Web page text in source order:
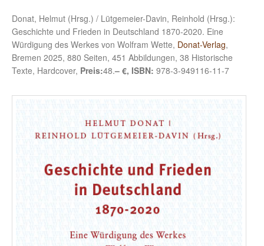
Donat, Helmut (Hrsg.) / Lütgemeier-Davin, Reinhold (Hrsg.):
Geschichte und Frieden in Deutschland 1870-2020. Eine
Würdigung des Werkes von Wolfram Wette, Donat-Verlag,
Bremen 2025, 880 Seiten, 451 Abbildungen, 38 Historische
Texte, Hardcover, Preis:48.– €, ISBN: 978-3-949116-11-7